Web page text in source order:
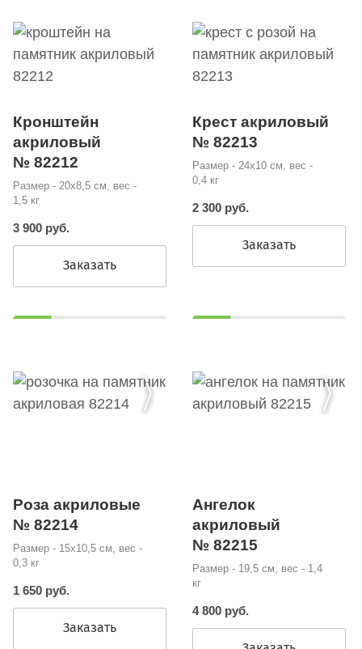
Кронштейн
акриловый
№ 82212
Размер - 20х8,5 см, вес -
1,5 кг
3 900 руб.
Заказать
Крест акриловый
№ 82213
Размер - 24х10 см, вес -
0,4 кг
2 300 руб.
Заказать
Роза акриловые
№ 82214
Размер - 15х10,5 см, вес -
0,3 кг
1 650 руб.
Заказать
Ангелок
акриловый
№ 82215
Размер - 19,5 см, вес - 1,4
кг
4 800 руб.